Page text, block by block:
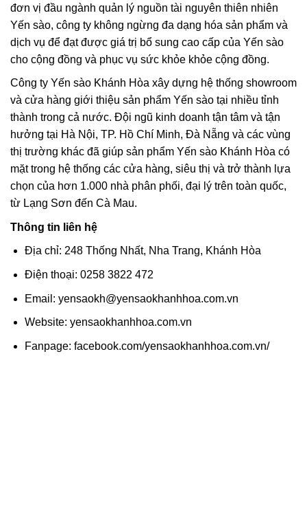
đơn vị đầu ngành quản lý nguồn tài nguyên thiên nhiên
Yến sào, công ty không ngừng đa dạng hóa sản phẩm và
dịch vụ để đạt được giá trị bổ sung cao cấp của Yến sào
cho cộng đồng và phục vụ sức khỏe khỏe cộng đồng.
Công ty Yến sào Khánh Hòa xây dựng hệ thống showroom
và cửa hàng giới thiệu sản phẩm Yến sào tại nhiều tỉnh
thành trong cả nước. Đội ngũ kinh doanh tận tâm và tận
hưởng tại Hà Nội, TP. Hồ Chí Minh, Đà Nẵng và các vùng
thị trường khác đã giúp sản phẩm Yến sào Khánh Hòa có
mặt trong hệ thống các cửa hàng, siêu thị và trở thành lựa
chọn của hơn 1.000 nhà phân phối, đại lý trên toàn quốc,
từ Lạng Sơn đến Cà Mau.
Thông tin liên hệ
Địa chỉ: 248 Thống Nhất, Nha Trang, Khánh Hòa
Điện thoại: 0258 3822 472
Email: yensaokh@yensaokhanhhoa.com.vn
Website: yensaokhanhhoa.com.vn
Fanpage: facebook.com/yensaokhanhhoa.com.vn/